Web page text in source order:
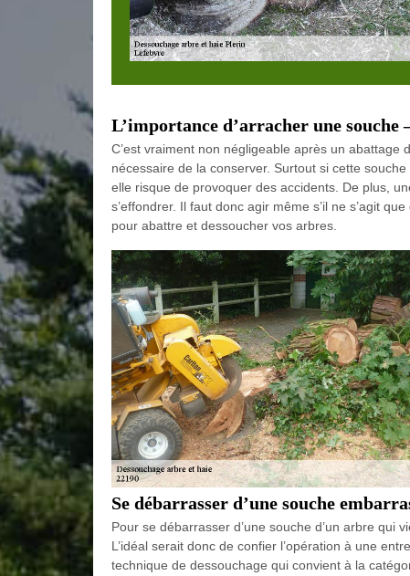
L’importance d’arracher une souche
C’est vraiment non négligeable après un abattage
nécessaire de la conserver. Surtout si cette
elle risque de provoquer des accidents. De plus,
s’effondrer. Il faut donc agir même s’il ne s’agit
pour abattre et dessoucher vos arbres.
Se débarrasser d’une souche
Pour se débarrasser d’une souche d’un arbre qui
L’idéal serait donc de confier l’opération à une
technique de dessouchage qui convient à la